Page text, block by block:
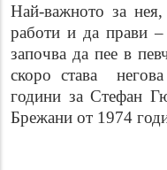
Най-важното за
работи и да прави
започва да пее в
скоро става
години за Стефан
Брежани от 1974